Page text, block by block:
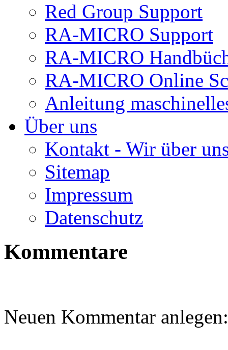
Red Group Support
RA-MICRO Support
RA-MICRO
RA-MICRO Online
Anleitung
Über uns
Kontakt - Wir über
Sitemap
Impressum
Datenschutz
Kommentare
Neuen Kommentar anlegen: